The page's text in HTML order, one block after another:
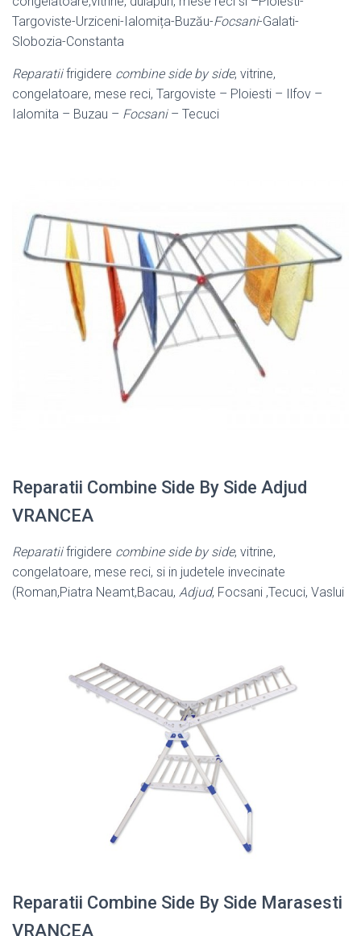
Targoviste-Urziceni-Ialomița-Buzău-Focsani-Galati-
Slobozia-Constanta
Reparatiifrigidere combine side by side, vitrine,
congelatoare, mese reci, Targoviste – Ploiesti – Ilfov –
Ialomita – Buzau – Focsani– Tecuci
Reparatii Combine Side By Side Adjud
VRANCEA
Reparatiifrigidere combine side by side, vitrine,
congelatoare, mese reci, si in judetele invecinate
(Roman,Piatra Neamt,Bacau, Adjud, Focsani ,Tecuci, Vaslui
Reparatii Combine Side By Side Marasesti
VRANCEA